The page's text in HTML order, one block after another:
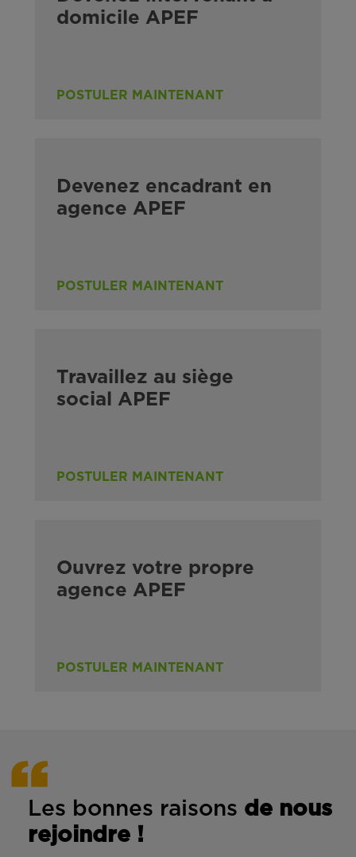
domicile APEF
POSTULER MAINTENANT
Devenez encadrant en
agence APEF
POSTULER MAINTENANT
Travaillez au siège
social APEF
POSTULER MAINTENANT
Ouvrez votre propre
agence APEF
POSTULER MAINTENANT
Les bonnes raisons de nous
rejoindre !